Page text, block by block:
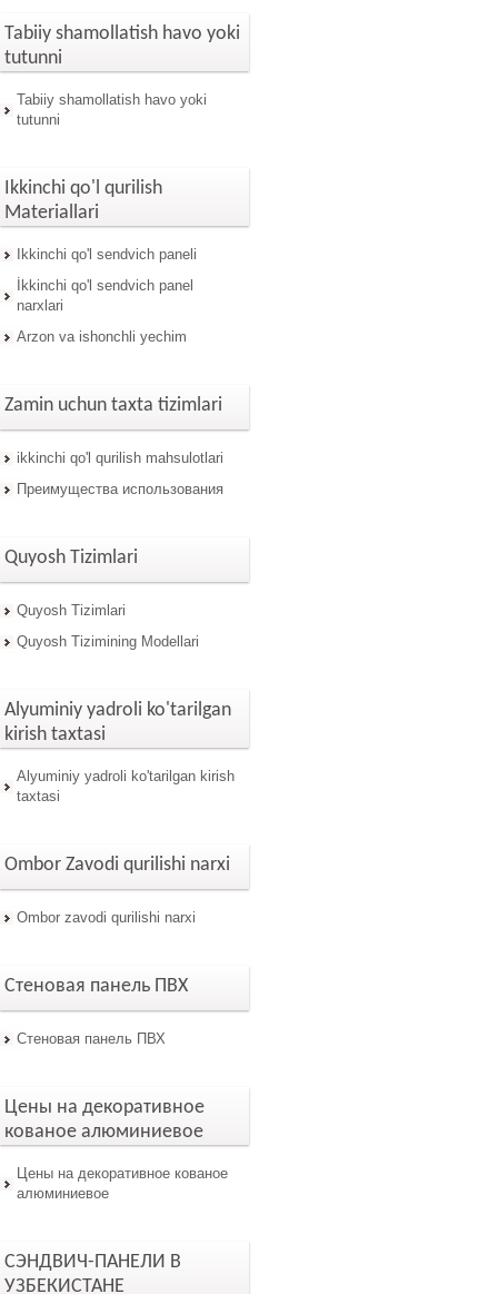
Tabiiy shamollatish havo yoki
tutunni
Tabiiy shamollatish havo yoki
tutunni
Ikkinchi qo'l qurilish
Materiallari
Ikkinchi qo'l sendvich paneli
İkkinchi qo'l sendvich panel
narxlari
Arzon va ishonchli yechim
Zamin uchun taxta tizimlari
ikkinchi qo'l qurilish mahsulotlari
Преимущества использования
Quyosh Tizimlari
Quyosh Tizimlari
Quyosh Tizimining Modellari
Alyuminiy yadroli ko'tarilgan
kirish taxtasi
Alyuminiy yadroli ko'tarilgan kirish
taxtasi
Ombor Zavodi qurilishi narxi
Ombor zavodi qurilishi narxi
Стеновая панель ПВХ
Стеновая панель ПВХ
Цены на декоративное
кованое алюминиевое
Цены на декоративное кованое
алюминиевое
СЭНДВИЧ-ПАНЕЛИ В
УЗБЕКИСТАНЕ